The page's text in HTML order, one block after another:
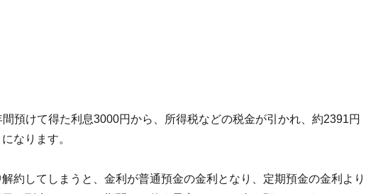
預けて得た利息3000円から、所得税などの税金が引かれ、約2391円
なります。
約してしまうと、金利が普通預金の金利となり、定期預金の金利より